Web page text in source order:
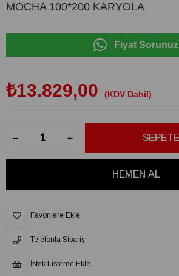
MOCHA 100*200 KARYOLA
Fiyat Sorunuz
₺13.829,00 (KDV Dahil)
Favorilere Ekle
Telefonla Sipariş
İstek Listeme Ekle